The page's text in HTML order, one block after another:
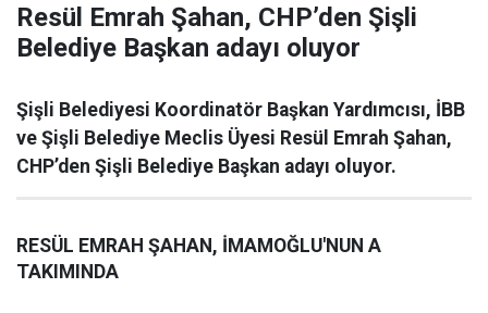
Resül Emrah Şahan, CHP’den Şişli
Belediye Başkan adayı oluyor
Şişli Belediyesi Koordinatör Başkan Yardımcısı, İBB
ve Şişli Belediye Meclis Üyesi Resül Emrah Şahan,
CHP’den Şişli Belediye Başkan adayı oluyor.
RESÜL EMRAH ŞAHAN, İMAMOĞLU'NUN A
TAKIMINDA